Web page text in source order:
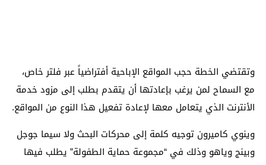
وتقتضي الخطة حجب المواقع الإباحية أفتراضياً عبر فلتر خاص،
مع السماح لمن يرغب بإعادتها أن يتقدم بطلب إلى مزود خدمة
الأنترنت الذي يتعامل معها لإعادة تفعيل هذا النوع من المواقع.
وينوي كاميرون توجيه كلمة إلى محركات البحث ولا سيما جوجل
وبينج وياهو وذلك في “مجموعة حماية الطفولة” يطلب فيها